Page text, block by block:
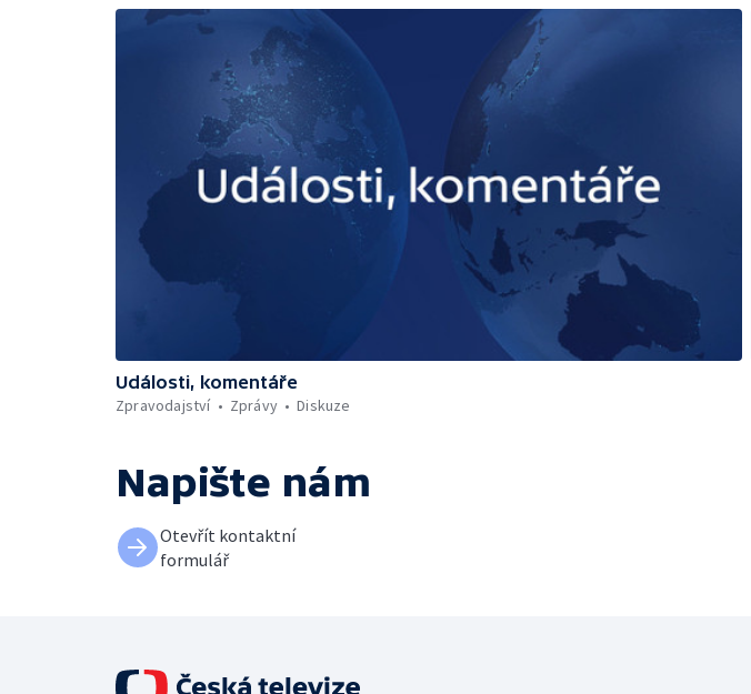
Události, komentáře
Zpravodajství
Zprávy Diskuze
Napište nám
Otevřít kontaktní
formulář